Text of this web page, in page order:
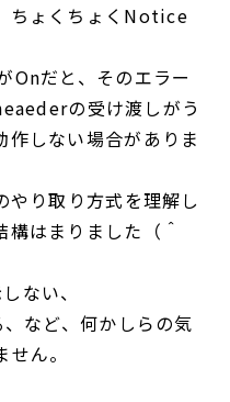
ちょくちょくNotice
だと、そのエラー
の受け渡しがう
作しない場合がありま
り取り方式を理解し
はまりました（＾
ない、
など、何かしらの気
ん。